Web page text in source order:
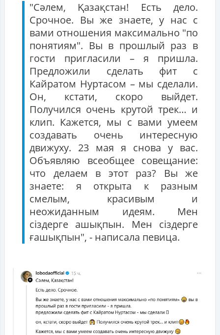
"Сәлем, Қазақстан! Есть дело.
Срочное. Вы же знаете, у нас с
вами отношения максимально "по
понятиям". Вы в прошлый раз в
гости пригласили – я пришла.
Предложили сделать фит с
Кайратом Нуртасом – мы сделали.
Он, кстати, скоро выйдет.
Получился очень крутой трек… и
клип. Кажется, мы с вами умеем
создавать очень интересную
движуху. 23 мая я снова у вас.
Объявляю всеобщее совещание:
что делаем в этот раз? Вы же
знаете: я открыта к разным
смелым, красивым и
неожиданным идеям. Мен
сіздерге ашықпын. Мен сіздерге
ғашықпын", - написала певица.